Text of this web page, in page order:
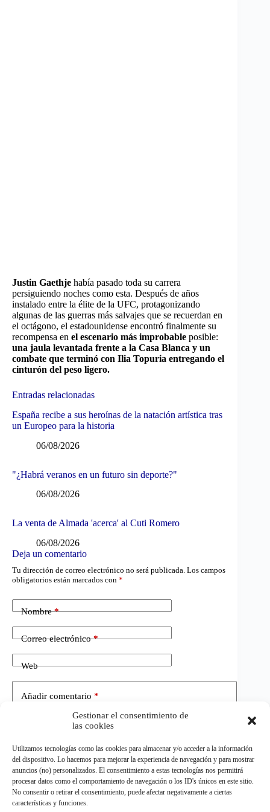
Gestionar el consentimiento de
las cookies
Utilizamos tecnologías como las cookies para almacenar y/o acceder a la información
del dispositivo. Lo hacemos para mejorar la experiencia de navegación y para mostrar
anuncios (no) personalizados. El consentimiento a estas tecnologías nos permitirá
procesar datos como el comportamiento de navegación o los ID's únicos en este sitio.
No consentir o retirar el consentimiento, puede afectar negativamente a ciertas
características y funciones.
Justin Gaethje había pasado toda su carrera
persiguiendo noches como esta. Después de años
instalado entre la élite de la UFC, protagonizando
algunas de las guerras más salvajes que se recuerdan en
el octágono, el estadounidense encontró finalmente su
recompensa en el escenario más improbable posible:
una jaula levantada frente a la Casa Blanca y un
combate que terminó con Ilia Topuria entregando el
cinturón del peso ligero.
Entradas relacionadas
España recibe a sus heroínas de la natación artística tras
un Europeo para la historia
06/08/2026
"¿Habrá veranos en un futuro sin deporte?"
06/08/2026
La venta de Almada 'acerca' al Cuti Romero
06/08/2026
Deja un comentario
Tu dirección de correo electrónico no será publicada. Los campos
obligatorios están marcados con *
Nombre*
Correo electrónico*
Web
Añadir comentario *
Publicar el comentario